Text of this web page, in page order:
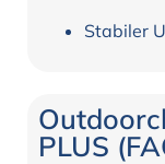
Stabiler
PLUS